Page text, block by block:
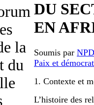
la
du
DU
EN
Soumis par
Paix et
1. Contexte et
L’histoire des